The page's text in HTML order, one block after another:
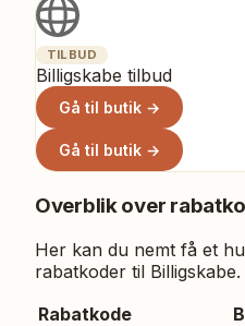
TILBUD
Billigskabe tilbud
Gå til butik →
Gå til butik →
Overblik over
Her kan du nemt få et
rabatkoder til Billigskabe.
Rabatkode